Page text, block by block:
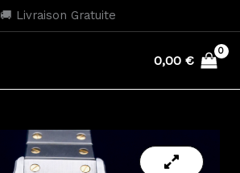
🚚 Livraison Gratuite
0,00 €